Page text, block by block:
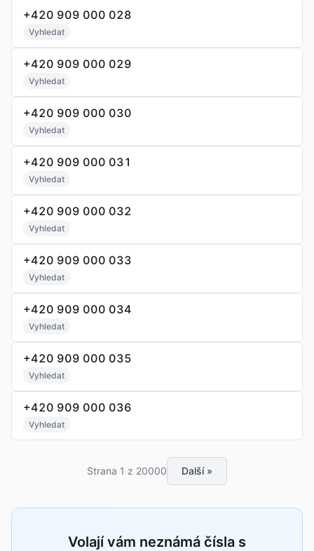
+420 909 000 028
Vyhledat
+420 909 000 029
Vyhledat
+420 909 000 030
Vyhledat
+420 909 000 031
Vyhledat
+420 909 000 032
Vyhledat
+420 909 000 033
Vyhledat
+420 909 000 034
Vyhledat
+420 909 000 035
Vyhledat
+420 909 000 036
Vyhledat
Strana 1 z 20000 Další »
Volají vám neznámá čísla s